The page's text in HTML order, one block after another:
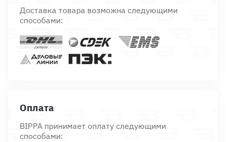
Доставка товара возможна следующими
способами:
Оплата
BIPPA принимает оплату следующими
способами: